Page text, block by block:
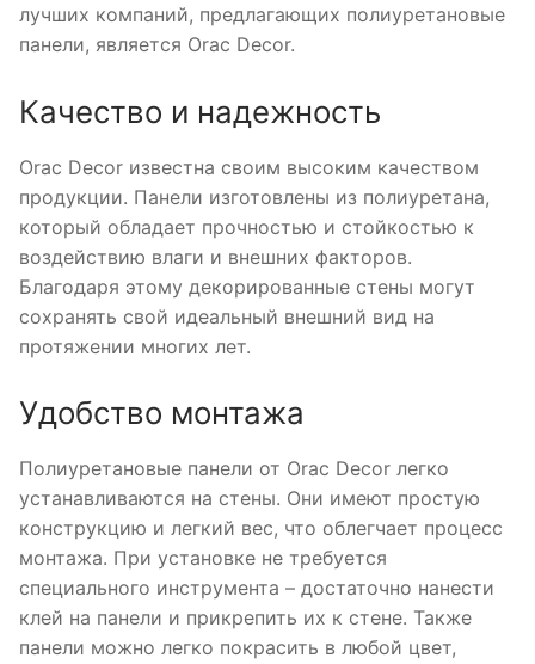
лучших компаний, предлагающих полиуретановые
панели, является Orac Decor.
Качество и надежность
Orac Decor известна своим высоким качеством
продукции. Панели изготовлены из полиуретана,
который обладает прочностью и стойкостью к
воздействию влаги и внешних факторов.
Благодаря этому декорированные стены могут
сохранять свой идеальный внешний вид на
протяжении многих лет.
Удобство монтажа
Полиуретановые панели от Orac Decor легко
устанавливаются на стены. Они имеют простую
конструкцию и легкий вес, что облегчает процесс
монтажа. При установке не требуется
специального инструмента – достаточно нанести
клей на панели и прикрепить их к стене. Также
панели можно легко покрасить в любой цвет,